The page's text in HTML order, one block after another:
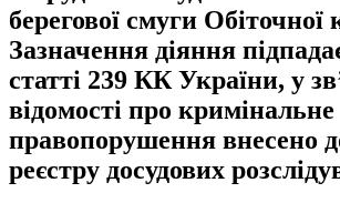
берегової смуги Обіточної
Зазначення діяння
статті 239 КК України, у
відомості про кримінальне
правопорушення внесено
реєстру досудових